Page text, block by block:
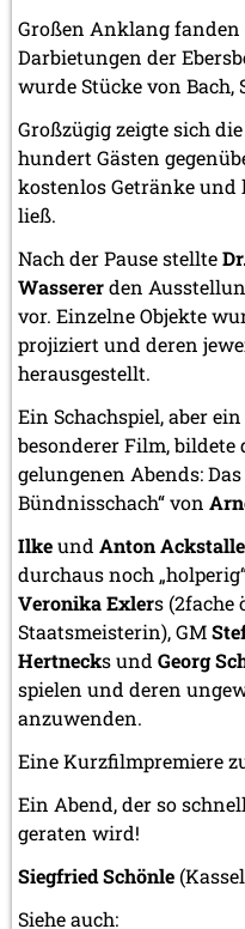
Großen Anklang
Darbietungen der
wurde Stücke von
Großzügig zeigte sich
hundert Gästen
kostenlos Getränke und
ließ.
Nach der Pause stellte
Wassererden
vor. Einzelne Objekte
projiziert und deren
herausgestellt.
Ein Schachspiel, aber
besonderer Film, bildete
gelungenen Abends:
Bündnisschach“ von
Ilkeund Anton
durchaus noch
Veronika Exlers (2fache
Staatsmeisterin), GM
Hertnecks und Georg
spielen und deren
anzuwenden.
Eine Kurzfilmpremiere
Ein Abend, der so
geraten wird!
Siegfried Schönle
Siehe auch: